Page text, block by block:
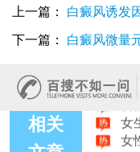
上一篇： 白癜风诱发
下一篇： 白癜风微量
相关
女
眼
女性
女
女
女生